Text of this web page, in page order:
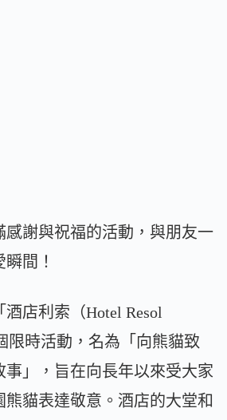
感謝與祝福的活動，與朋友一
間！
店利索（Hotel Resol
限時活動，名為「向熊貓致
事」，旨在向長年以來受大家
熊貓表達敬意。酒店的大堂和